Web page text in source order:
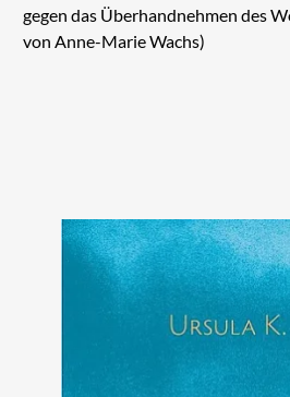
gegen das Überhandnehmen des
von Anne-Marie Wachs)